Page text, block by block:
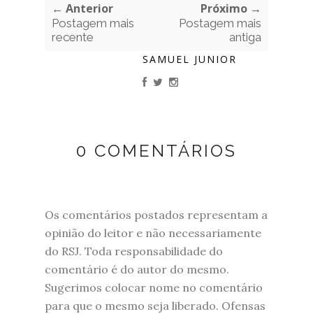
← Anterior
Postagem mais
recente
Próximo →
Postagem mais
antiga
SAMUEL JUNIOR
0 COMENTÁRIOS
Os comentários postados representam a
opinião do leitor e não necessariamente
do RSJ. Toda responsabilidade do
comentário é do autor do mesmo.
Sugerimos colocar nome no comentário
para que o mesmo seja liberado. Ofensas